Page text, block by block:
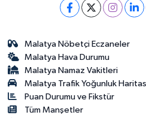
Malatya Nöbetçi Eczaneler
Malatya Hava Durumu
Malatya Namaz Vakitleri
Malatya Trafik Yoğunluk
Puan Durumu ve Fikstür
Tüm Manşetler